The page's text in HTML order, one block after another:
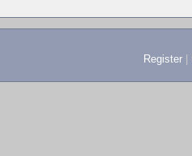
Register